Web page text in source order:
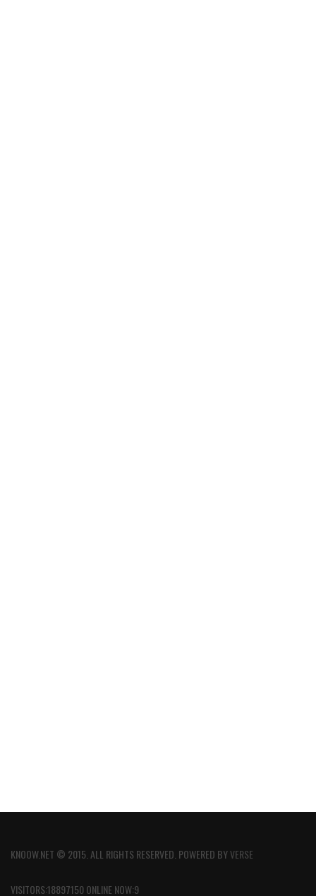
KNOOW.NET © 2015. ALL RIGHTS RESERVED. POWERED BYVERSE
VISITORS:18897150 ONLINE NOW:9